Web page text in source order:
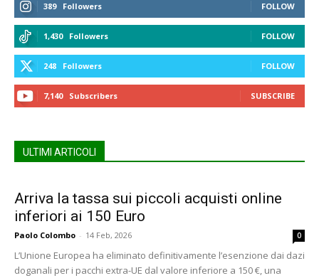
389 Followers FOLLOW
1,430 Followers FOLLOW
248 Followers FOLLOW
7,140 Subscribers SUBSCRIBE
ULTIMI ARTICOLI
Arriva la tassa sui piccoli acquisti online
inferiori ai 150 Euro
Paolo Colombo - 14 Feb, 2026 0
L’Unione Europea ha eliminato definitivamente l’esenzione dai dazi
doganali per i pacchi extra-UE dal valore inferiore a 150 €, una